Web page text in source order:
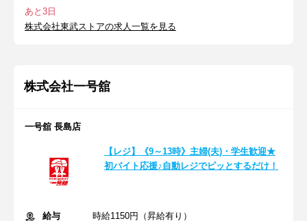
あと3日
株式会社東武ストアの求人一覧を見る
株式会社一号舘
一号舘 長島店
【レジ】《9～13時》主婦(夫)・学生歓迎★
初バイト応援♪自動レジでピッとするだけ！
給与 時給1150円（昇給有り）